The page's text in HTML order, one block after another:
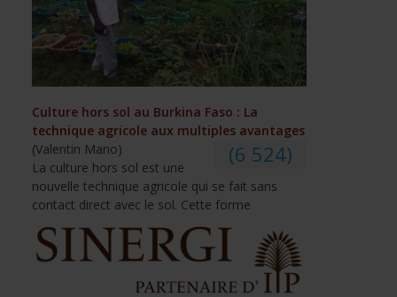
Culture hors sol au Burkina Faso : La
technique agricole aux multiples avantages
(Valentin Mano)
(6 524)
La culture hors sol est une
nouvelle technique agricole qui se fait sans
contact direct avec le sol. Cette forme